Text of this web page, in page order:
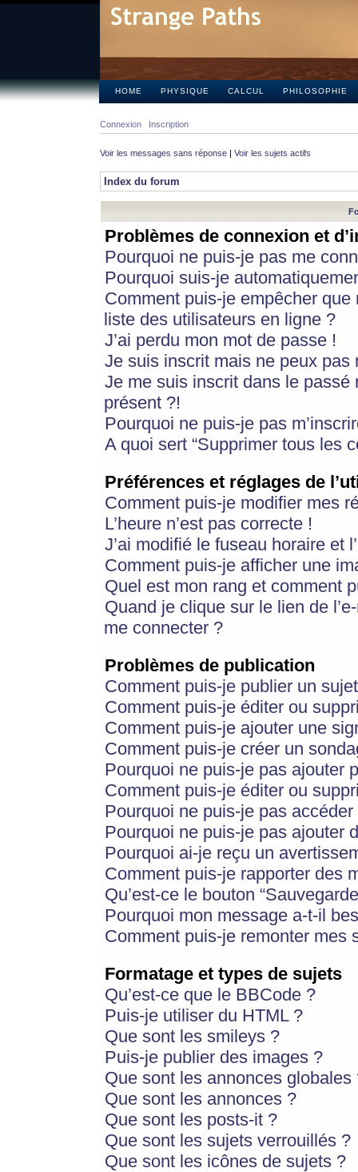
HOME PHYSIQUE CALCUL PHILOSOPHIE
Connexion Inscription
Voir les messages sans réponse | Voir les sujets actifs
Index du forum
Problèmes de connexion et
Pourquoi ne puis-je pas me
Pourquoi suis-je
Comment puis-je empêcher
liste des utilisateurs en ligne ?
J’ai perdu mon mot de passe !
Je suis inscrit mais ne peux pas
Je me suis inscrit dans le
présent ?!
Pourquoi ne puis-je pas
A quoi sert “Supprimer tous les
Préférences et réglages de
Comment puis-je modifier mes
L’heure n’est pas correcte !
J’ai modifié le fuseau horaire et
Comment puis-je afficher une
Quel est mon rang et comment
Quand je clique sur le lien de
me connecter ?
Problèmes de publication
Comment puis-je publier un
Comment puis-je éditer ou
Comment puis-je ajouter une
Comment puis-je créer un
Pourquoi ne puis-je pas ajouter
Comment puis-je éditer ou
Pourquoi ne puis-je pas
Pourquoi ne puis-je pas ajouter
Pourquoi ai-je reçu un
Comment puis-je rapporter des
Qu’est-ce le bouton
Pourquoi mon message a-t-il
Comment puis-je remonter mes
Formatage et types de sujets
Qu’est-ce que le BBCode ?
Puis-je utiliser du HTML ?
Que sont les smileys ?
Puis-je publier des images ?
Que sont les annonces globales
Que sont les annonces ?
Que sont les posts-it ?
Que sont les sujets verrouillés ?
Que sont les icônes de sujets ?